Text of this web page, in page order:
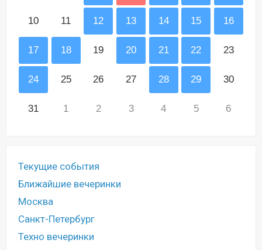
10 11 12 13 14 15 16
17 18 19 20 21 22 23
24 25 26 27 28 29 30
31 1 2 3 4 5 6
Текущие события
Ближайшие вечеринки
Москва
Санкт-Петербург
Техно вечеринки